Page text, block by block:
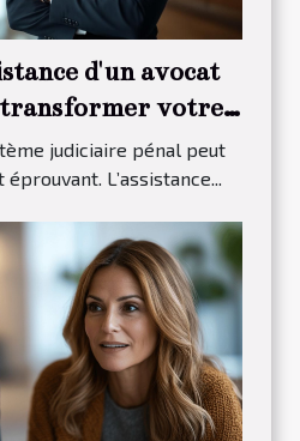
d'un avocat
transformer votre
judiciaire pénal peut
L’assistance...